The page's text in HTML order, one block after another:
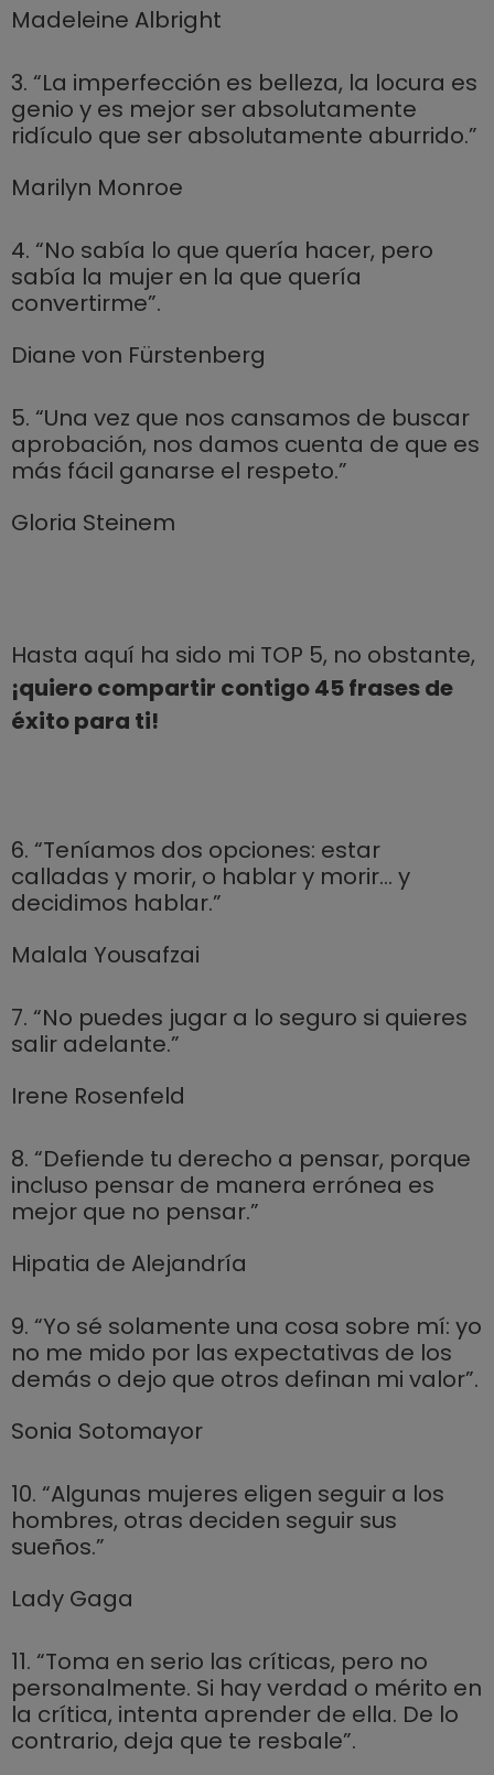
Madeleine Albright
3. “La imperfección es belleza, la locura es
genio y es mejor ser absolutamente
ridículo que ser absolutamente aburrido.”
Marilyn Monroe
4. “No sabía lo que quería hacer, pero
sabía la mujer en la que quería
convertirme”.
Diane von Fürstenberg
5. “Una vez que nos cansamos de buscar
aprobación, nos damos cuenta de que es
más fácil ganarse el respeto.”
Gloria Steinem
Hasta aquí ha sido mi TOP 5, no obstante,
¡quiero compartir contigo 45 frases de
éxito para ti!
6. “Teníamos dos opciones: estar
calladas y morir, o hablar y morir… y
decidimos hablar.”
Malala Yousafzai
7. “No puedes jugar a lo seguro si quieres
salir adelante.”
Irene Rosenfeld
8. “Defiende tu derecho a pensar, porque
incluso pensar de manera errónea es
mejor que no pensar.”
Hipatia de Alejandría
9. “Yo sé solamente una cosa sobre mí: yo
no me mido por las expectativas de los
demás o dejo que otros definan mi valor”.
Sonia Sotomayor
10. “Algunas mujeres eligen seguir a los
hombres, otras deciden seguir sus
sueños.”
Lady Gaga
11. “Toma en serio las críticas, pero no
personalmente. Si hay verdad o mérito en
la crítica, intenta aprender de ella. De lo
contrario, deja que te resbale”.